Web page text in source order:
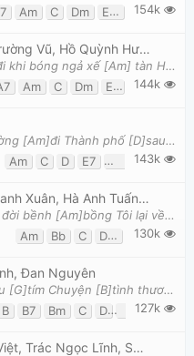
Am C Dm Em F G7
154k
- Trường Vũ, Hồ Quỳnh Hương
1. Chiều [Am] nao, tiễn nhau [E7] đi khi bóng ngả xế [Am] tàn Hoàng [Dm] hôn đến đâu [G] đây màu tí
Am C Dm E7 F G
144k
Rừng lá [E7]xanh xanh cây phủ đường [Am]đi Thành phố [D]sau lưng ôm mộng ước [Am]gì Tôi là người đ
Am C D E7 Em G
143k
- Duy Khánh, Hà Thanh Xuân, Hà Anh Tuấn, Quang Thành
Một mai qua cơn [Dm]mê, xa cuộc đời bềnh [Am]bồng Tôi lại về bên [Dm]em, ngày gió mưa không [C]còn
Am Bb C Dm F
130k
Đan Nguyên
Rừng [Em]hoang đẹp nhất hoa màu [G]tím Chuyện [B]tình thương nhất chuyện hoa [Em]sim Có [G]người
B B7 Bm C D Em
127k
- Tuấn Vũ, Nguyễn Hồng Việt, Trác Ngọc Lĩnh, Sơn Tuyền, Đan Nguyên, Tâm Đoan, Nguyễn Hồng Việt